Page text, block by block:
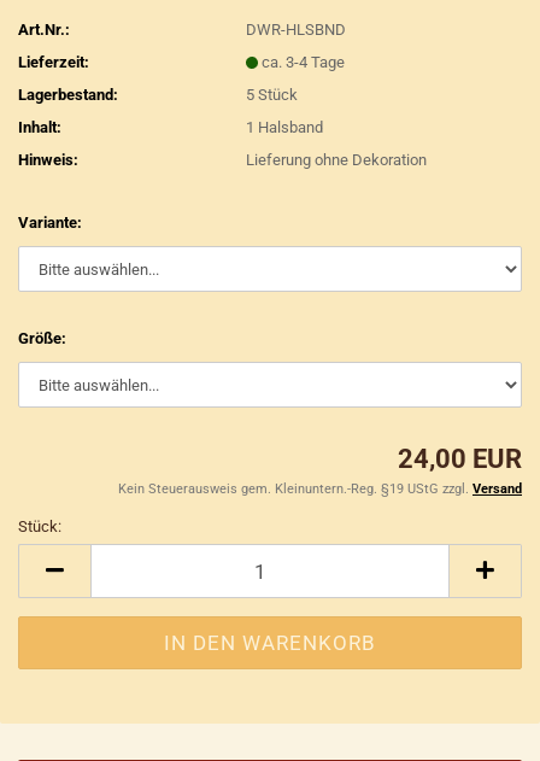
Art.Nr.:
DWR-HLSBND
Lieferzeit:
ca. 3-4 Tage
Lagerbestand:
5Stück
Inhalt:
1 Halsband
Hinweis:
Lieferung ohne Dekoration
Variante:
Größe:
24,00 EUR
Kein Steuerausweis gem. Kleinuntern.-Reg. §19 UStG zzgl. Versand
Stück: